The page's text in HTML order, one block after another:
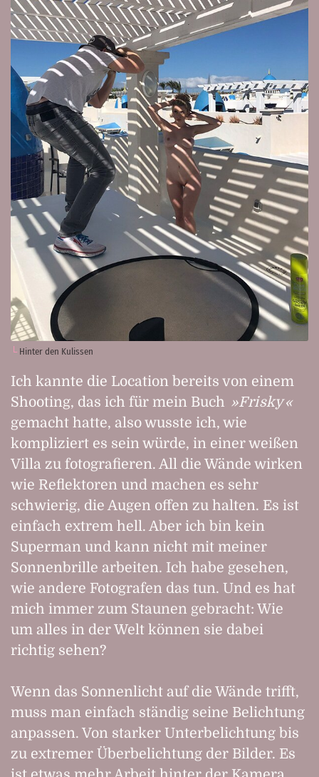
Hinter den Kulissen
Ich kannte die Location bereits von einem
Shooting, das ich für mein Buch
Frisky
gemacht hatte, also wusste ich, wie
kompliziert es sein würde, in einer weißen
Villa zu fotografieren. All die Wände wirken
wie Reflektoren und machen es sehr
schwierig, die Augen offen zu halten. Es ist
einfach extrem hell. Aber ich bin kein
Superman und kann nicht mit meiner
Sonnenbrille arbeiten. Ich habe gesehen,
wie andere Fotografen das tun. Und es hat
mich immer zum Staunen gebracht: Wie
um alles in der Welt können sie dabei
richtig sehen?
Wenn das Sonnenlicht auf die Wände trifft,
muss man einfach ständig seine Belichtung
anpassen. Von starker Unterbelichtung bis
zu extremer Überbelichtung der Bilder. Es